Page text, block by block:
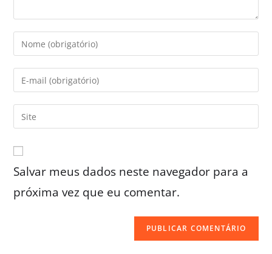
Salvar meus dados neste navegador para a
próxima vez que eu comentar.